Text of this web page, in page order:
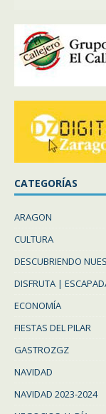
CATEGORÍAS
ARAGON
CULTURA
DESCUBRIENDO
DISFRUTA |
ECONOMÍA
FIESTAS DEL PILAR
GASTROZGZ
NAVIDAD
NAVIDAD 2023-2024